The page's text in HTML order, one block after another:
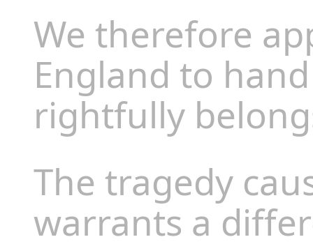
We therefore
England to
rightfully
The tragedy
warrants a